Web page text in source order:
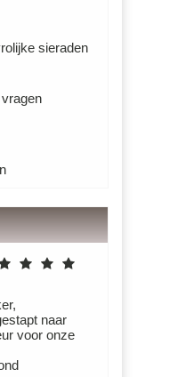
sieraden
naar
voor onze